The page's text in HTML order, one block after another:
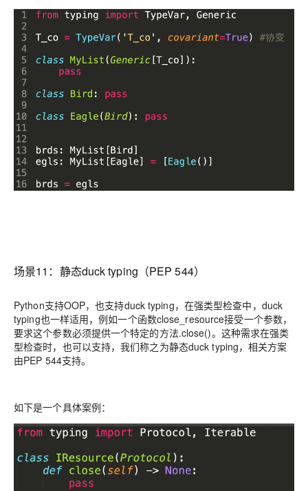
场景11： 静态duck typing（PEP 544）
Python支持OOP，也支持duck typing，在强类型检查中，duck
typing也一样适用，例如一个函数close_resource接受一个参数，
要求这个参数必须提供一个特定的方法.close()。 这种需求在强类
型检查时，也可以支持，我们称之为静态duck typing，相关方案
由PEP 544支持。
如下是一个具体案例：